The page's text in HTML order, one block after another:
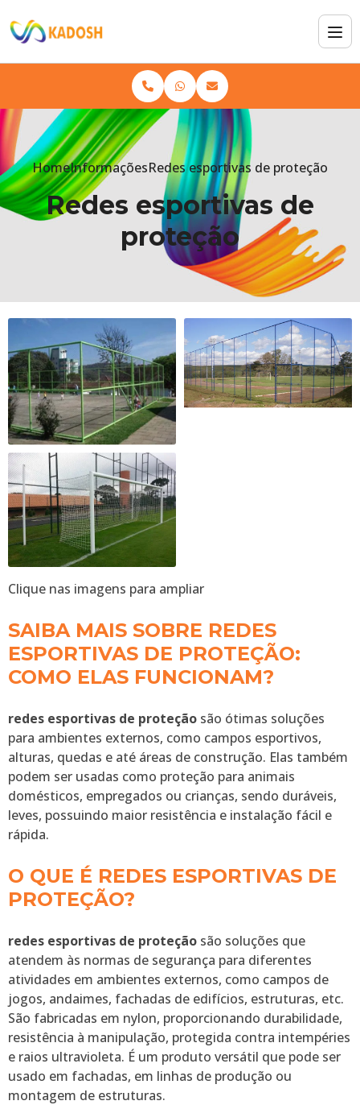
HomeInformaçõesRedes esportivas de proteção
Redes esportivas de
proteção
Clique nas imagens para ampliar
SAIBA MAIS SOBRE REDES
ESPORTIVAS DE PROTEÇÃO:
COMO ELAS FUNCIONAM?
redes esportivas de proteção são ótimas soluções
para ambientes externos, como campos esportivos,
alturas, quedas e até áreas de construção. Elas também
podem ser usadas como proteção para animais
domésticos, empregados ou crianças, sendo duráveis,
leves, possuindo maior resistência e instalação fácil e
rápida.
O QUE É REDES ESPORTIVAS DE
PROTEÇÃO?
redes esportivas de proteção são soluções que
atendem às normas de segurança para diferentes
atividades em ambientes externos, como campos de
jogos, andaimes, fachadas de edifícios, estruturas, etc.
São fabricadas em nylon, proporcionando durabilidade,
resistência à manipulação, protegida contra intempéries
e raios ultravioleta. É um produto versátil que pode ser
usado em fachadas, em linhas de produção ou
montagem de estruturas.